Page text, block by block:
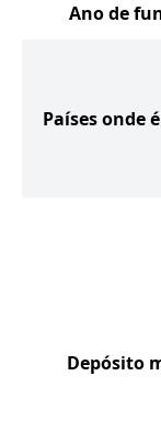
Ano de
Países onde
Depósito